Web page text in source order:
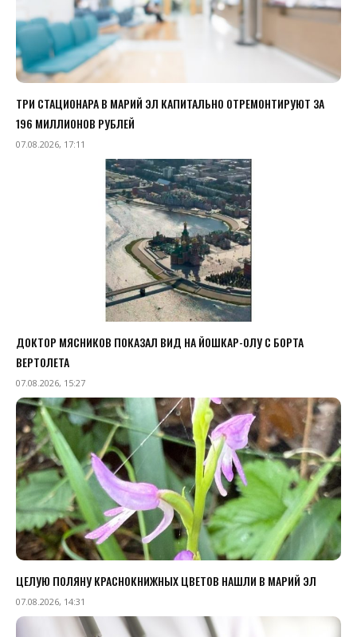
ТРИ СТАЦИОНАРА В МАРИЙ ЭЛ КАПИТАЛЬНО ОТРЕМОНТИРУЮТ ЗА
196 МИЛЛИОНОВ РУБЛЕЙ
07.08.2026, 17:11
ДОКТОР МЯСНИКОВ ПОКАЗАЛ ВИД НА ЙОШКАР-ОЛУ С БОРТА
ВЕРТОЛЕТА
07.08.2026, 15:27
ЦЕЛУЮ ПОЛЯНУ КРАСНОКНИЖНЫХ ЦВЕТОВ НАШЛИ В МАРИЙ ЭЛ
07.08.2026, 14:31